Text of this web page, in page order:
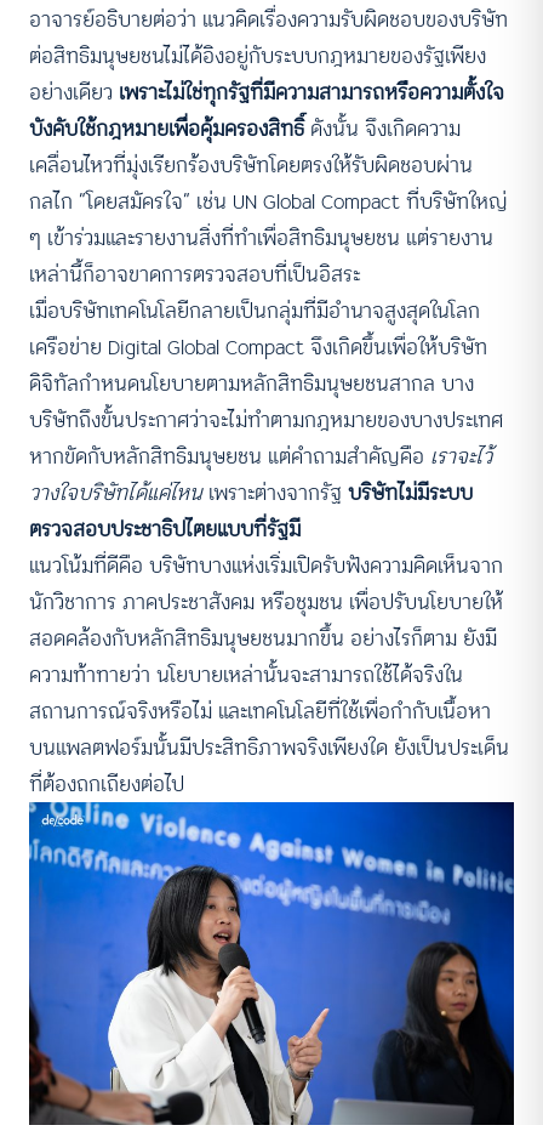
อาจารย์อธิบายต่อว่า แนวคิดเรื่องความรับผิดชอบของบริษัท
ต่อสิทธิมนุษยชนไม่ได้อิงอยู่กับระบบกฎหมายของรัฐเพียง
อย่างเดียว เพราะไม่ใช่ทุกรัฐที่มีความสามารถหรือความตั้งใจ
บังคับใช้กฎหมายเพื่อคุ้มครองสิทธิ์ดังนั้น จึงเกิดความ
เคลื่อนไหวที่มุ่งเรียกร้องบริษัทโดยตรงให้รับผิดชอบผ่าน
กลไก “โดยสมัครใจ” เช่น UN Global Compact ที่บริษัทใหญ่
ๆ เข้าร่วมและรายงานสิ่งที่ทำเพื่อสิทธิมนุษยชน แต่รายงาน
เหล่านี้ก็อาจขาดการตรวจสอบที่เป็นอิสระ
เมื่อบริษัทเทคโนโลยีกลายเป็นกลุ่มที่มีอำนาจสูงสุดในโลก
เครือข่าย Digital Global Compact จึงเกิดขึ้นเพื่อให้บริษัท
ดิจิทัลกำหนดนโยบายตามหลักสิทธิมนุษยชนสากล บาง
บริษัทถึงขั้นประกาศว่าจะไม่ทำตามกฎหมายของบางประเทศ
หากขัดกับหลักสิทธิมนุษยชน แต่คำถามสำคัญคือ เราจะไว้
วางใจบริษัทได้แค่ไหนเพราะต่างจากรัฐ บริษัทไม่มีระบบ
ตรวจสอบประชาธิปไตยแบบที่รัฐมี
แนวโน้มที่ดีคือ บริษัทบางแห่งเริ่มเปิดรับฟังความคิดเห็นจาก
นักวิชาการ ภาคประชาสังคม หรือชุมชน เพื่อปรับนโยบายให้
สอดคล้องกับหลักสิทธิมนุษยชนมากขึ้น อย่างไรก็ตาม ยังมี
ความท้าทายว่า นโยบายเหล่านั้นจะสามารถใช้ได้จริงใน
สถานการณ์จริงหรือไม่ และเทคโนโลยีที่ใช้เพื่อกำกับเนื้อหา
บนแพลตฟอร์มนั้นมีประสิทธิภาพจริงเพียงใด ยังเป็นประเด็น
ที่ต้องถกเถียงต่อไป